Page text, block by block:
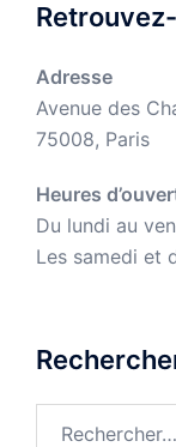
Adresse
Avenue des
75008, Paris
Heures
Du lundi au
Les samedi et